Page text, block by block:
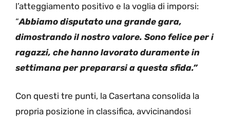
l’atteggiamento positivo e la voglia di imporsi:
“Abbiamo disputato una grande gara,
dimostrando il nostro valore. Sono felice per i
ragazzi, che hanno lavorato duramente in
settimana per prepararsi a questa sfida.”
Con questi tre punti, la Casertana consolida la
propria posizione in classifica, avvicinandosi